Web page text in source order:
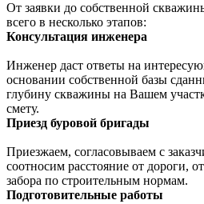
От заявки до собственной
всего в несколько этапов:
Консультация инженера
Инженер даст ответы на
основании собственной базы
глубину скважины на Вашем
смету.
Приезд буровой бригады
Приезжаем, согласовываем с
соотносим расстояние от дороги,
забора по строительным нормам.
Подготовительные работы